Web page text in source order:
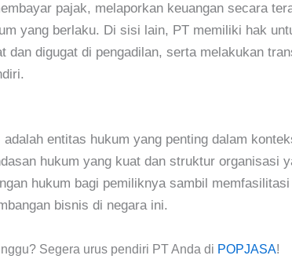
pajak, melaporkan keuangan secara
yang berlaku. Di sisi lain, PT memiliki hak
dan digugat di pengadilan, serta melakukan
adalah entitas hukum yang penting dalam
hukum yang kuat dan struktur organisasi
hukum bagi pemiliknya sambil memfasilitasi
bisnis di negara ini.
Segera urus pendiri PT Anda di POPJASA!